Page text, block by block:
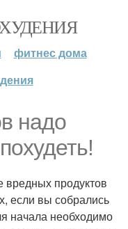
фитнес дома
надо
продуктов
если вы собрались
начала необходимо